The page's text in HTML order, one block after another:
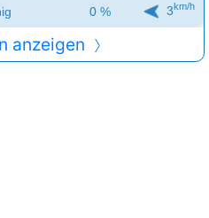
0 % 3km/h
anzeigen